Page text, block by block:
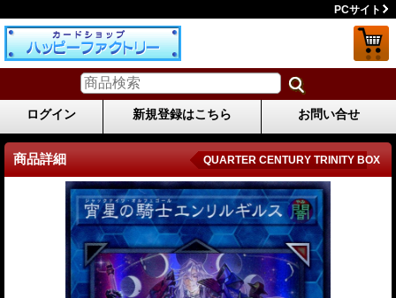
PCサイト
ログイン 新規登録はこちら お問い合せ
商品詳細 QUARTER CENTURY TRINITY BOX